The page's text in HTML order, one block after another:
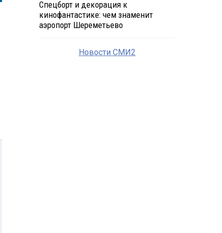
Спецборт и декорация к
кинофантастике: чем знаменит
аэропорт Шереметьево
Новости СМИ2